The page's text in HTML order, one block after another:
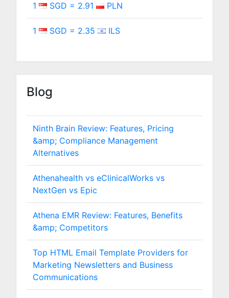
1 SGD = 2.91 PLN
1 SGD = 2.35 ILS
Blog
Ninth Brain Review: Features, Pricing
&amp; Compliance Management
Alternatives
Athenahealth vs eClinicalWorks vs
NextGen vs Epic
Athena EMR Review: Features, Benefits
&amp; Competitors
Top HTML Email Template Providers for
Marketing Newsletters and Business
Communications